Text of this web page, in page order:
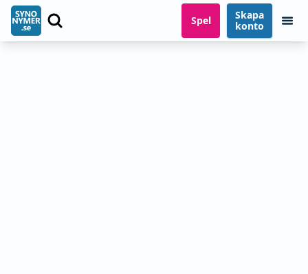
Spel
Skapa
konto